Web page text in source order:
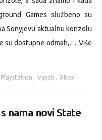
Games službeno su
Sonyjevu aktualnu konzolu
su dostupne odmah,… Više
Playstation , Vijesti , Xbox
nama novi State